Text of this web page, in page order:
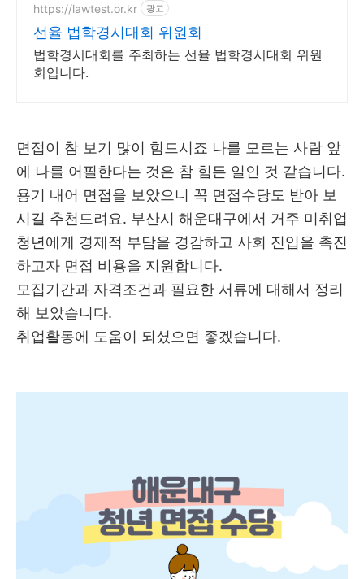
https://lawtest.or.kr 광고
선율 법학경시대회 위원회
법학경시대회를 주최하는 선율 법학경시대회 위원
회입니다.
면접이 참 보기 많이 힘드시죠 나를 모르는 사람 앞
에 나를 어필한다는 것은 참 힘든 일인 것 같습니다.
용기 내어 면접을 보았으니 꼭 면접수당도 받아 보
시길 추천드려요. 부산시 해운대구에서 거주 미취업
청년에게 경제적 부담을 경감하고 사회 진입을 촉진
하고자 면접 비용을 지원합니다.
모집기간과 자격조건과 필요한 서류에 대해서 정리
해 보았습니다.
취업활동에 도움이 되셨으면 좋겠습니다.